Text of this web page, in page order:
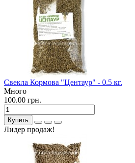
Свекла Кормова "Центаур" - 0.5 кг.
Много
100.00 грн.
Купить
Лидер продаж!